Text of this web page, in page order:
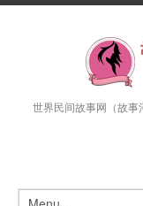
世界民间故事网（故